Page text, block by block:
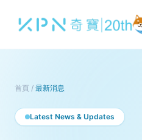
首頁 / 最新消息
Latest News & Updates